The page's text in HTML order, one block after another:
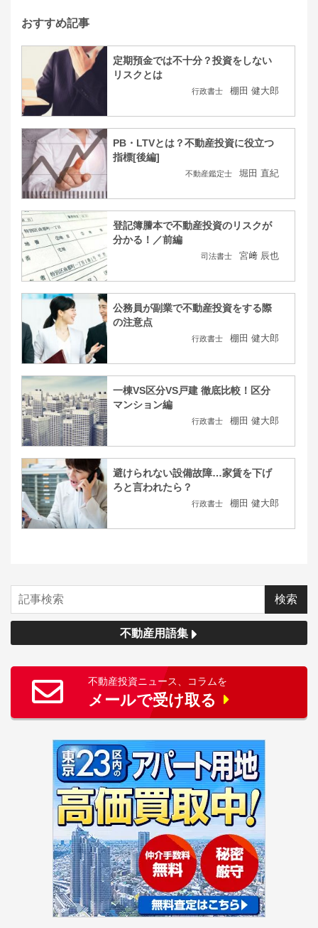
おすすめ記事
定期預金では不十分？投資をしない
リスクとは
行政書士 棚田 健大郎
PB・LTVとは？不動産投資に役立つ
指標[後編]
不動産鑑定士 堀田 直紀
登記簿謄本で不動産投資のリスクが
分かる！／前編
司法書士 宮﨑 辰也
公務員が副業で不動産投資をする際
の注意点
行政書士 棚田 健大郎
一棟VS区分VS戸建 徹底比較！区分
マンション編
行政書士 棚田 健大郎
避けられない設備故障…家賃を下げ
ろと言われたら？
行政書士 棚田 健大郎
不動産用語集
不動産投資ニュース、コラムを
メールで受け取る